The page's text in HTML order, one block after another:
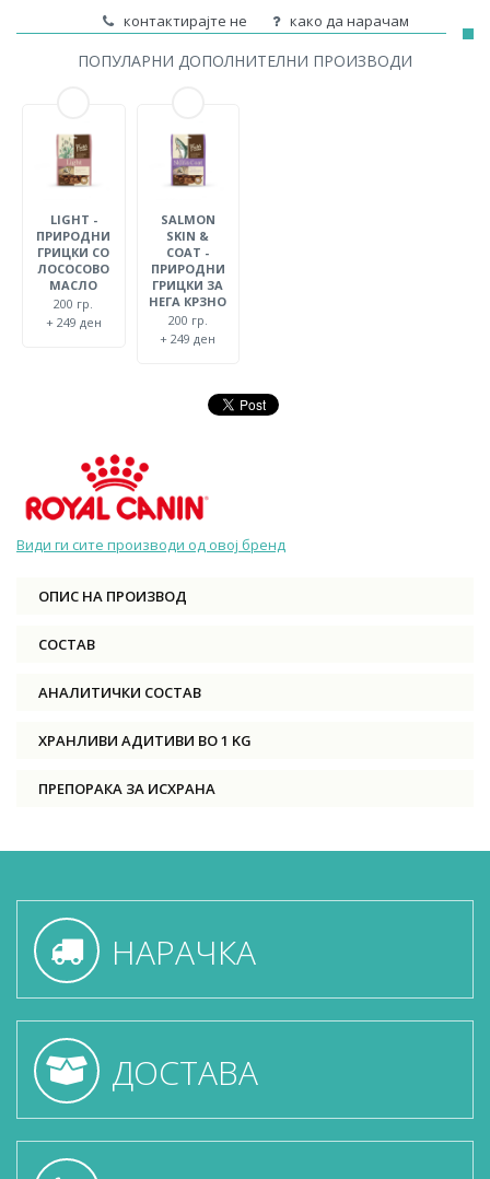
контактирајте не како да нарачам
ПОПУЛАРНИ ДОПОЛНИТЕЛНИ ПРОИЗВОДИ
LIGHT -
ПРИРОДНИ
ГРИЦКИ СО
ЛОСОСОВО
МАСЛО
200 гр.
+ 249 ден
SALMON
SKIN &
COAT -
ПРИРОДНИ
ГРИЦКИ ЗА
НЕГА КРЗНО
200 гр.
+ 249 ден
Види ги сите производи од овој бренд
ОПИС НА ПРОИЗВОД
СОСТАВ
АНАЛИТИЧКИ СОСТАВ
ХРАНЛИВИ АДИТИВИ ВО 1 KG
ПРЕПОРАКА ЗА ИСХРАНА
НАРАЧКА
ДОСТАВА